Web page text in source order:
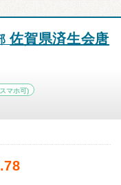
佐賀県済生会唐
マホ可)